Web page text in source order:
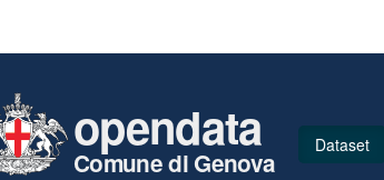
opendata
Comune di Genova
Dataset